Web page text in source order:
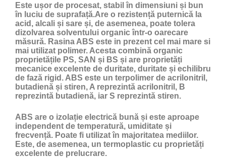
Este ușor de procesat, stabil în dimensiuni și bun
în luciu de suprafață.Are o rezistență puternică la
acid, alcali și sare și, de asemenea, poate tolera
dizolvarea solventului organic într-o oarecare
măsură. Rasina ABS este in prezent cel mai mare si
mai utilizat polimer. Acesta combină organic
proprietățile PS, SAN și BS și are proprietăți
mecanice excelente de duritate, duritate și echilibru
de fază rigid. ABS este un terpolimer de acrilonitril,
butadienă și stiren, A reprezintă acrilonitril, B
reprezintă butadienă, iar S reprezintă stiren.
ABS are o izolație electrică bună și este aproape
independent de temperatură, umiditate și
frecvență. Poate fi utilizat în majoritatea mediilor.
Este, de asemenea, un termoplastic cu proprietăți
excelente de prelucrare.